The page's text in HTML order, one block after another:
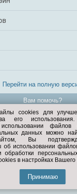
Перейти на полную
Вам помочь?
© Exist.ru 1998—2026
cookies для
его
файлов
данных можно
Вы
использовании
обработки
в настройках Вашего
Принимаю